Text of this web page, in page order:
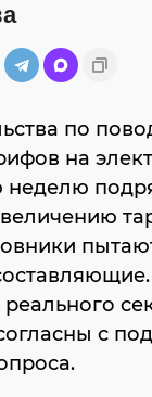
по
на
неделю
с